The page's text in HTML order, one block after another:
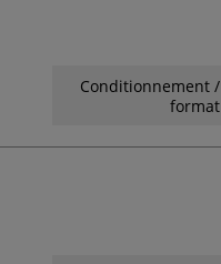
Conditionnement /
format